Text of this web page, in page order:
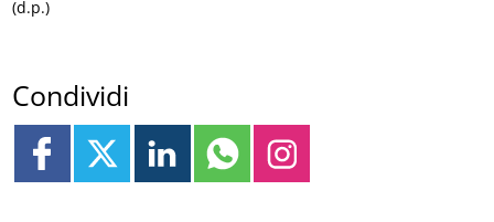
(d.p.)
Condividi